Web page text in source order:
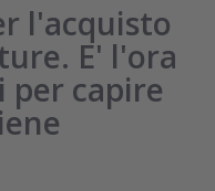
l'acquisto
E' l'ora
per capire